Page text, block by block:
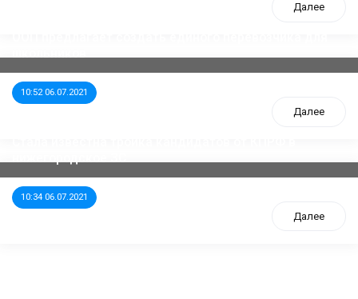
Далее
10:52 06.07.2021
Далее
10:34 06.07.2021
Далее